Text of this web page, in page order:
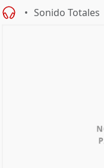
Sonido Totales